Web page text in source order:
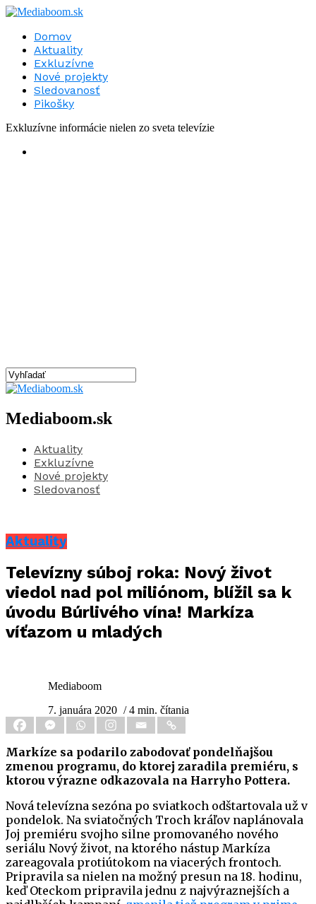
Domov
Aktuality
Exkluzívne
Nové projekty
Sledovanosť
Pikošky
Exkluzívne informácie nielen zo sveta televízie
Mediaboom.sk
Aktuality
Exkluzívne
Nové projekty
Sledovanosť
Aktuality
Televízny súboj roka: Nový život
viedol nad pol miliónom, blížil sa k
úvodu Búrlivého vína! Markíza
víťazom u mladých
Mediaboom
7. januára 2020 / 4 min. čítania
Markíze sa podarilo zabodovať pondelňajšou
zmenou programu, do ktorej zaradila premiéru, s
ktorou výrazne odkazovala na Harryho Pottera.
Nová televízna sezóna po sviatkoch odštartovala už v
pondelok. Na sviatočných Troch kráľov naplánovala
Joj premiéru svojho silne promovaného nového
seriálu Nový život, na ktorého nástup Markíza
zareagovala protiútokom na viacerých frontoch.
Pripravila sa nielen na možný presun na 18. hodinu,
keď Oteckom pripravila jednu z najvýraznejších a